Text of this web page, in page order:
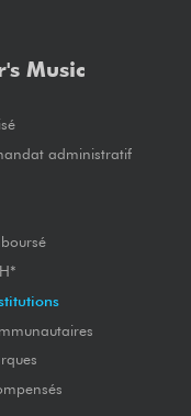
Music
administratif